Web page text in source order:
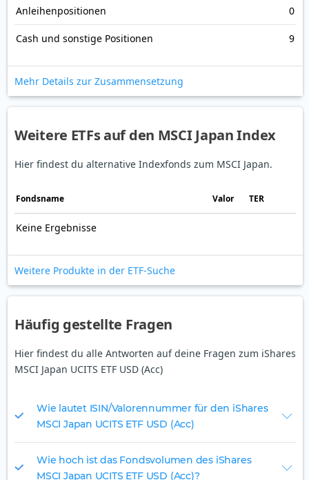
Anleihenpositionen 0
Cash und sonstige Positionen 9
Mehr Details zur Zusammensetzung
Weitere ETFs auf den MSCI Japan Index
Hier findest du alternative Indexfonds zum MSCI Japan.
Fonds­name Valor TER
Keine Ergebnisse
Weitere Produkte in der ETF-Suche
Häufig gestellte Fragen
Hier findest du alle Antworten auf deine Fragen zum iShares
MSCI Japan UCITS ETF USD (Acc)
Wie lautet ISIN/Valorennummer für den iShares
MSCI Japan UCITS ETF USD (Acc)
Wie hoch ist das Fondsvolumen des iShares
MSCI Japan UCITS ETF USD (Acc)?